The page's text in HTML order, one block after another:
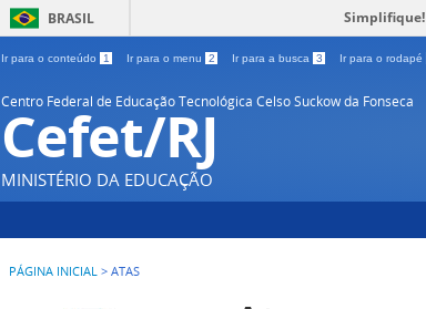
BRASIL Simplifique!
Ir para o conteúdo 1 Ir para o menu 2 Ir para a busca 3 Ir para o rodapé
Centro Federal de Educação Tecnológica Celso Suckow da Fonseca
Cefet/RJ
MINISTÉRIO DA EDUCAÇÃO
PÁGINA INICIAL > ATAS